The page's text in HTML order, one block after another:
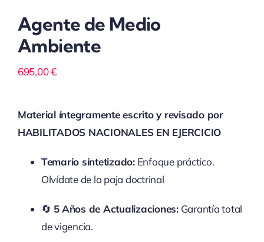
Agente de Medio
Ambiente
695,00€
Material íntegramente escrito y revisado por
HABILITADOS NACIONALES EN EJERCICIO
Temario sintetizado:Enfoque práctico.
Olvídate de la paja doctrinal
🔄 5 Años de Actualizaciones:Garantía total
de vigencia.